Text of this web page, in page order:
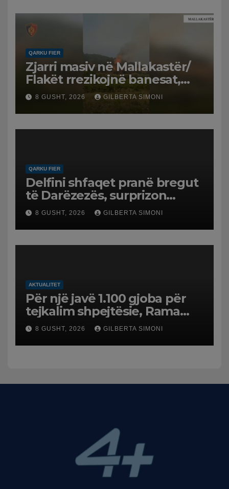
QARKU FIER
Zjarri masiv në Mallakastër/
Flakët rrezikojnë banesat,
Policia evakuon disa familje
në Koilac
8 GUSHT, 2026 GILBERTA SIMONI
QARKU FIER
Delfini shfaqet pranë bregut
të Darëzezës, surprizon
pushuesit dhe banorët
8 GUSHT, 2026 GILBERTA SIMONI
AKTUALITET
Për një javë 1.100 gjoba për
tejkalim shpejtësie, Rama
publikon videon: Kamerat e
trafikut së shpejti në
funksion
8 GUSHT, 2026 GILBERTA SIMONI